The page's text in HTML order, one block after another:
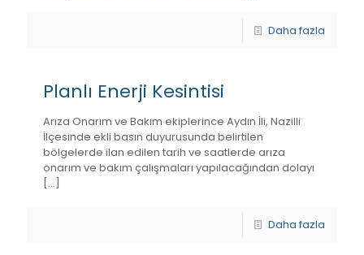
Daha fazla
Planlı Enerji Kesintisi
Arıza Onarım ve Bakım ekiplerince Aydın İli, Nazilli
İlçesinde ekli basın duyurusunda belirtilen
bölgelerde ilan edilen tarih ve saatlerde arıza
onarım ve bakım çalışmaları yapılacağından dolayı
[…]
Daha fazla